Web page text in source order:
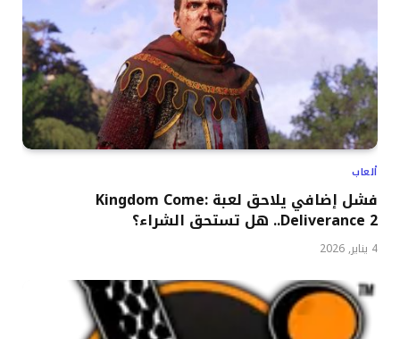
ألعاب
فشل إضافي يلاحق لعبة Kingdom Come:
Deliverance 2.. هل تستحق الشراء؟
4 يناير, 2026